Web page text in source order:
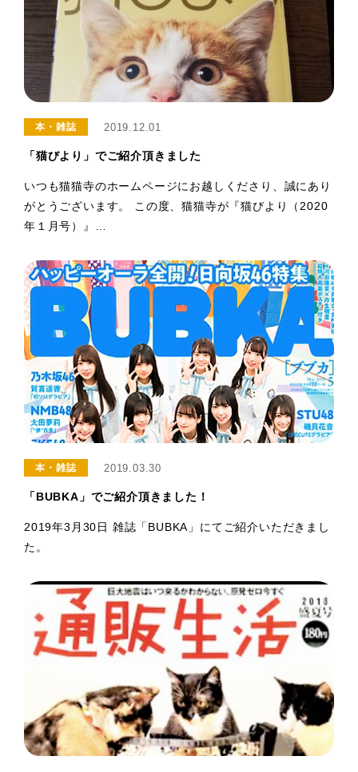
本・雑誌 2019.12.01
「猫びより」でご紹介頂きました
いつも猫猫寺のホームページにお越しくださり、誠にあり
がとうございます。 この度、猫猫寺が『猫びより（2020
年１月号）』…
本・雑誌 2019.03.30
「BUBKA」でご紹介頂きました！
2019年3月30日 雑誌「BUBKA」にてご紹介いただきまし
た。